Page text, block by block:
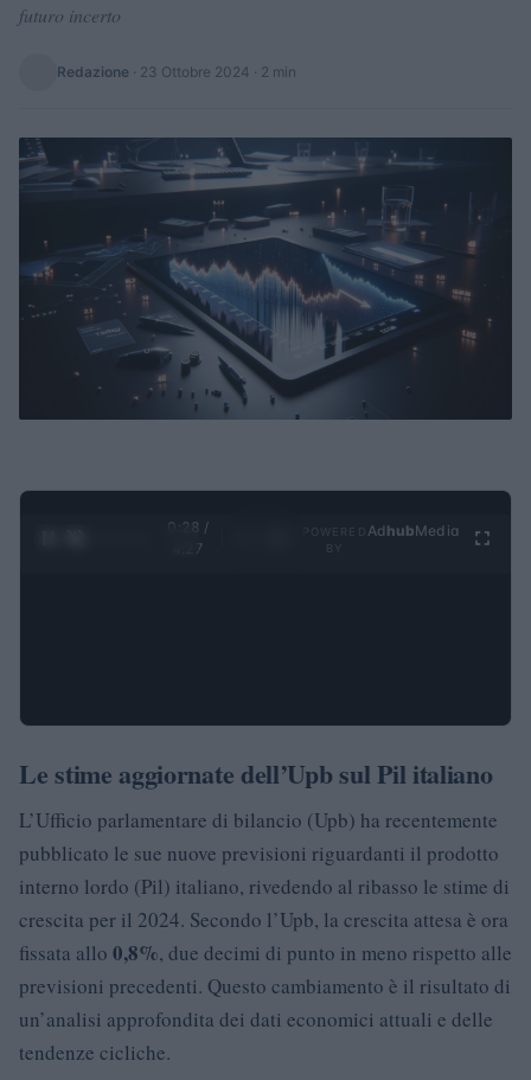
futuro incerto
Redazione · 23 Ottobre 2024 · 2 min
0:28 /
4:27
Ad hubMedia
Le stime aggiornate dell’Upb sul Pil italiano
L’Ufficio parlamentare di bilancio (Upb) ha recentemente
pubblicato le sue nuove previsioni riguardanti il prodotto
interno lordo (Pil) italiano, rivedendo al ribasso le stime di
crescita per il 2024. Secondo l’Upb, la crescita attesa è ora
fissata allo 0,8%, due decimi di punto in meno rispetto alle
previsioni precedenti. Questo cambiamento è il risultato di
un’analisi approfondita dei dati economici attuali e delle
tendenze cicliche.